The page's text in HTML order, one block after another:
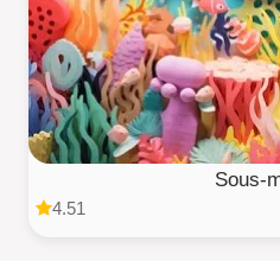
Sous-
4.51